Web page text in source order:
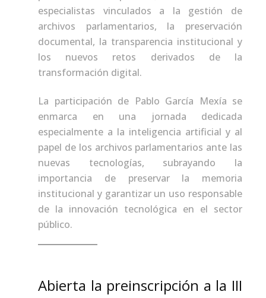
especialistas vinculados a la gestión de
archivos parlamentarios, la preservación
documental, la transparencia institucional y
los nuevos retos derivados de la
transformación digital.
La participación de Pablo García Mexía se
enmarca en una jornada dedicada
especialmente a la inteligencia artificial y al
papel de los archivos parlamentarios ante las
nuevas tecnologías, subrayando la
importancia de preservar la memoria
institucional y garantizar un uso responsable
de la innovación tecnológica en el sector
público.
Abierta la preinscripción a la III